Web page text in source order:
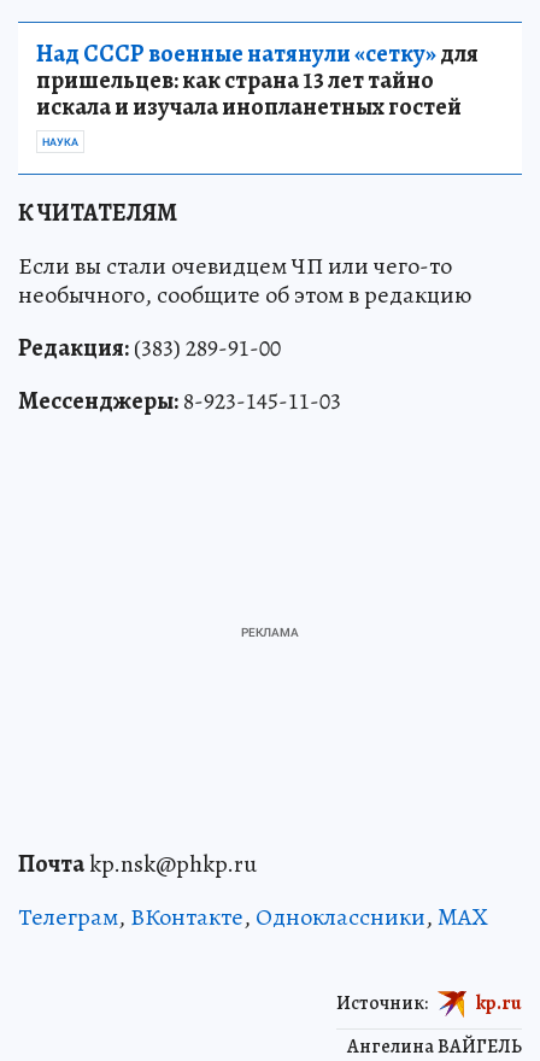
Над СССР военные натянули «сетку»для
пришельцев: как страна 13 лет тайно
искала и изучала инопланетных гостей
НАУКА
К ЧИТАТЕЛЯМ
Если вы стали очевидцем ЧП или чего-то
необычного, сообщите об этом в редакцию
Редакция:(383) 289-91-00
Мессенджеры:8-923-145-11-03
Почтаkp.nsk@phkp.ru
Телеграм, ВКонтакте, Одноклассники,MAX
Ангелина ВАЙГЕЛЬ
Источник: kp.ru